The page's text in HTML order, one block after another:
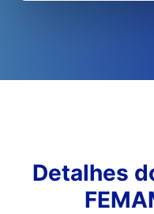
Detalhes